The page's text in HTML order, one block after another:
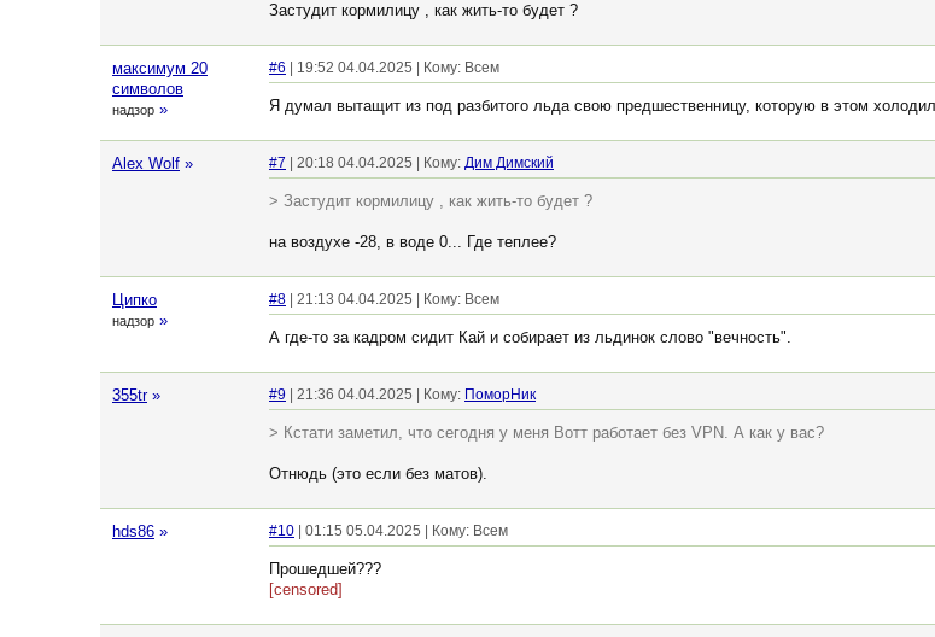
Застудит кормилицу , как жить-то будет ?
максимум 20
символов
надзор »
#6 | 19:52 04.04.2025 | Кому: Всем
Я думал вытащит из под разбитого льда свою предшественницу, которую в этом
Alex Wolf » #7 | 20:18 04.04.2025 | Кому: Дим Димский
> Застудит кормилицу , как жить-то будет ?
на воздухе -28, в воде 0... Где теплее?
Ципко
надзор »
#8 | 21:13 04.04.2025 | Кому: Всем
А где-то за кадром сидит Кай и собирает из льдинок слово "вечность".
355tr » #9 | 21:36 04.04.2025 | Кому: ПоморНик
> Кстати заметил, что сегодня у меня Вотт работает без VPN. А как у вас?
Отнюдь (это если без матов).
hds86 » #10 | 01:15 05.04.2025 | Кому: Всем
Прошедшей???
[censored]